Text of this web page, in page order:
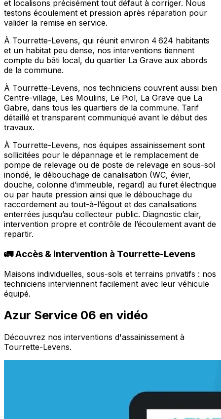
et localisons précisément tout défaut à corriger. Nous
testons écoulement et pression après réparation pour
valider la remise en service.
À Tourrette-Levens, qui réunit environ 4 624 habitants
et un habitat peu dense, nos interventions tiennent
compte du bâti local, du quartier La Grave aux abords
de la commune.
À Tourrette-Levens, nos techniciens couvrent aussi bien
Centre-village, Les Moulins, Le Piol, La Grave que La
Gabre, dans tous les quartiers de la commune. Tarif
détaillé et transparent communiqué avant le début des
travaux.
À Tourrette-Levens, nos équipes assainissement sont
sollicitées pour le dépannage et le remplacement de
pompe de relevage ou de poste de relevage en sous-sol
inondé, le débouchage de canalisation (WC, évier,
douche, colonne d’immeuble, regard) au furet électrique
ou par haute pression ainsi que le débouchage du
raccordement au tout-à-l’égout et des canalisations
enterrées jusqu’au collecteur public. Diagnostic clair,
intervention propre et contrôle de l’écoulement avant de
repartir.
🚛 Accès & intervention à Tourrette-Levens
Maisons individuelles, sous-sols et terrains privatifs : nos
techniciens interviennent facilement avec leur véhicule
équipé.
Azur Service 06 en vidéo
Découvrez nos interventions d'assainissement à
Tourrette-Levens.